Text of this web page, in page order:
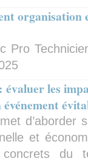
Pro
les
d’aborder
et
du